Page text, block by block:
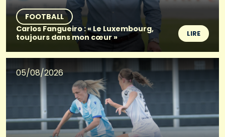
FOOTBALL
Carlos Fangueiro : « Le Luxembourg,
toujours dans mon cœur »
LIRE
05/08/2026